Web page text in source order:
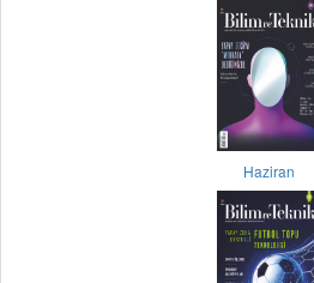
Haziran